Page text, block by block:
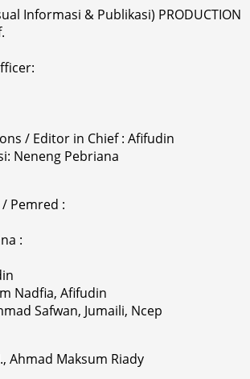
Informasi & Publikasi) PRODUCTION
/ Editor in Chief : Afifudin
Neneng Pebriana
Pemred :
:
Nadfia, Afifudin
Safwan, Jumaili, Ncep
Ahmad Maksum Riady